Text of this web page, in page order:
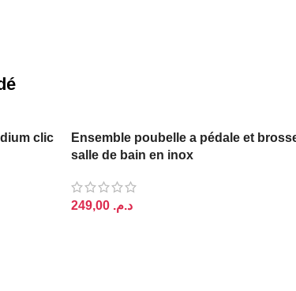
clic
Ensemble poubelle a pédale et
salle de bain en inox
د.م.